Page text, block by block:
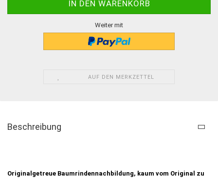
Weiter mit
AUF DEN MERKZETTEL
Beschreibung
Originalgetreue Baumrindennachbildung, kaum vom Original zu